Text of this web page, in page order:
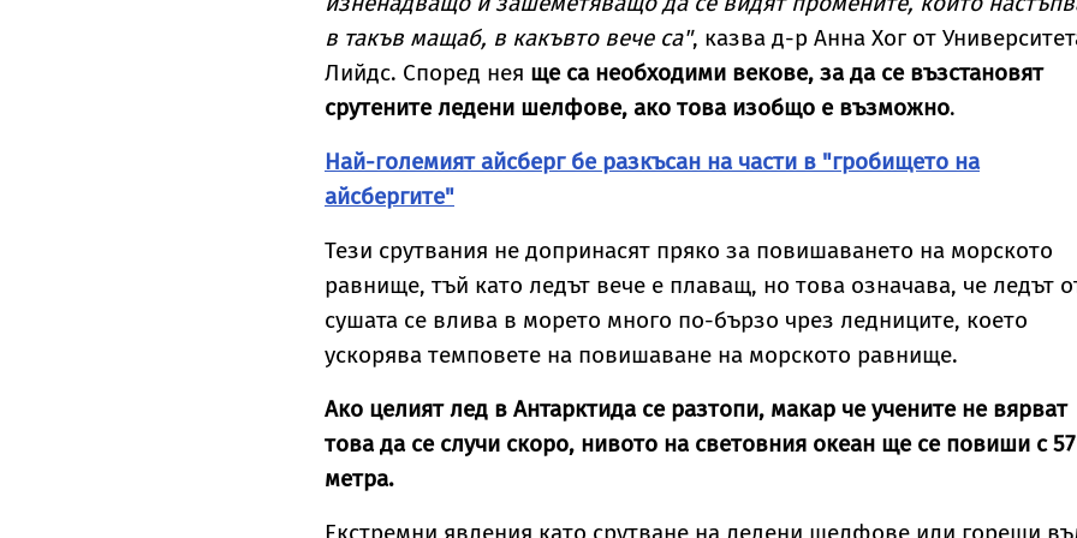
в такъв мащаб, в какъвто вече са", казва д-р Анна Хог от
Лийдс. Според нея ще са необходими векове, за да се възстановят
срутените ледени шелфове, ако това изобщо е възможно.
Най-големият айсберг бе разкъсан на части в "гробището на
айсбергите"
Тези срутвания не допринасят пряко за повишаването на морското
равнище, тъй като ледът вече е плаващ, но това означава, че ледът
сушата се влива в морето много по-бързо чрез ледниците, което
ускорява темповете на повишаване на морското равнище.
Ако целият лед в Антарктида се разтопи, макар че учените не вярват
това да се случи скоро, нивото на световния океан ще се повиши с 57
метра.